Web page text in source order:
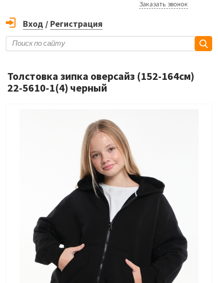
Заказать звонок
Вход / Регистрация
Толстовка зипка оверсайз (152-164см)
22-5610-1(4) черный